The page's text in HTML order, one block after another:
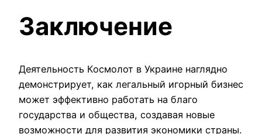
Заключение
Деятельность Космолот в Украине наглядно
демонстрирует, как легальный игорный бизнес
может эффективно работать на благо
государства и общества, создавая новые
возможности для развития экономики страны.